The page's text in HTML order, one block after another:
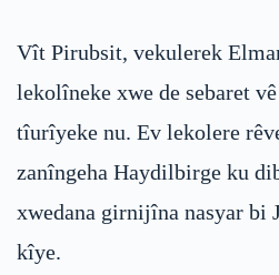
Vît Pirubsit, vekulerek
lekolîneke xwe de sebaret
tîurîyeke nu. Ev lekolere
zanîngeha Haydilbirge ku
xwedana girnijîna nasyar bi
kîye.